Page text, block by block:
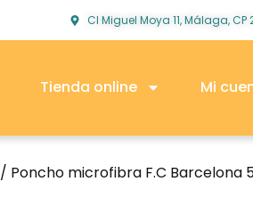
Cl Miguel Moya 11, Málaga, CP
Tienda online Mi
/ Poncho microfibra F.C Barcelona